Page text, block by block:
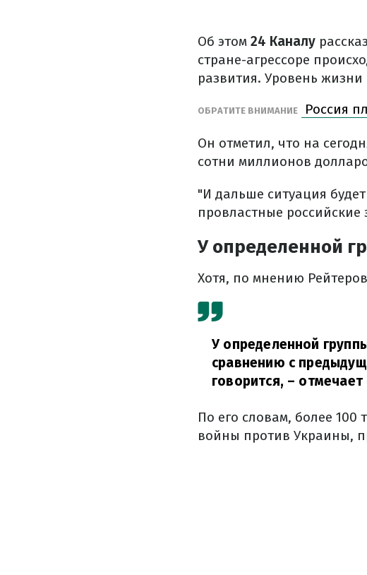
Об этом 24 Каналу
стране-агрессоре
развития. Уровень
ОБРАТИТЕ ВНИМАНИЕ Россия
Он отметил, что на
сотни миллионов
"И дальше ситуация
провластные
У определенной
Хотя, по мнению
У определенной
сравнению с
говорится, – отмечает
По его словам, более 100
войны против Украины,